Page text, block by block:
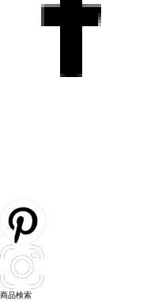
商品検索